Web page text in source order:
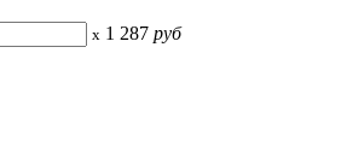
x 1 287 руб